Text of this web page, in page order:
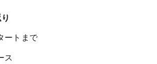
ートまで
ス